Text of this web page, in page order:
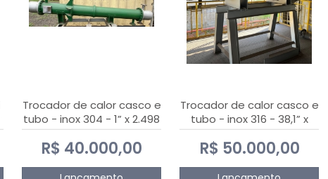
Trocador de calor casco e
tubo - inox 304 - 1” x 2.498
mm
R$ 40.000,00
Trocador de calor casco e
tubo - inox 316 - 38,1” x
2.030 mm
R$ 50.000,00